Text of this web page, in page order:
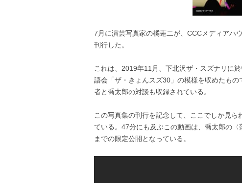
7月に演芸写真家の橘蓮二が、CCCメディアハ
刊行した。
これは、2019年11月、下北沢ザ・スズナリに
語会「ザ・きょんスズ30」の模様を収めたも
者と喬太郎の対談も収録されている。
この写真集の刊行を記念して、ここでしか見
ている。47分にも及ぶこの動画は、喬太郎の
までの限定公開となっている。